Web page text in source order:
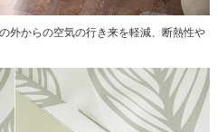
外からの空気の行き来を軽減、断熱性や